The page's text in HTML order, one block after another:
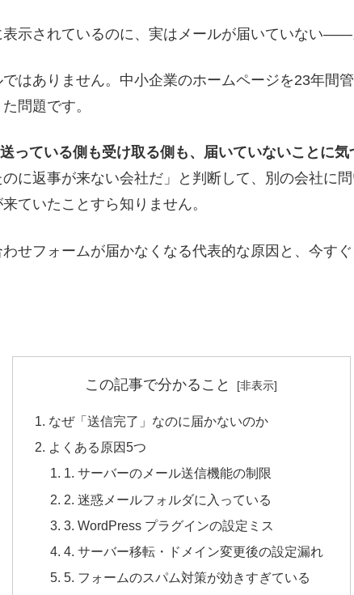
示されているのに、実はメールが届いていない——
はありません。中小企業のホームページを23年間
問題です。
っている側も受け取る側も、届いていないことに気
に返事が来ない会社だ」と判断して、別の会社に
ていたことすら知りません。
せフォームが届かなくなる代表的な原因と、今す
この記事で分かること
なぜ「送信完了」なのに届かないのか
よくある原因5つ
1. サーバーのメール送信機能の制限
2. 迷惑メールフォルダに入っている
3. WordPress プラグインの設定ミス
4. サーバー移転・ドメイン変更後の設定漏れ
5. フォームのスパム対策が効きすぎている